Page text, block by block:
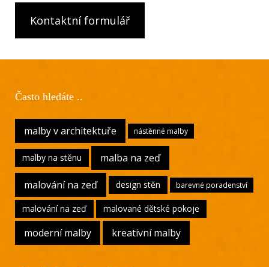
Kontaktní formulář
Často hledáte ..
malby v architektuře nástěnné malby
malby na stěnu malba na zeď
malování na zeď design stěn barevné poradenství
malování na zeď malované dětské pokoje
moderní malby kreativní malby